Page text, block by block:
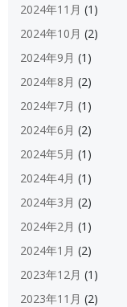
2024年11月 (1)
2024年10月 (2)
2024年9月 (1)
2024年8月 (2)
2024年7月 (1)
2024年6月 (2)
2024年5月 (1)
2024年4月 (1)
2024年3月 (2)
2024年2月 (1)
2024年1月 (2)
2023年12月 (1)
2023年11月 (2)